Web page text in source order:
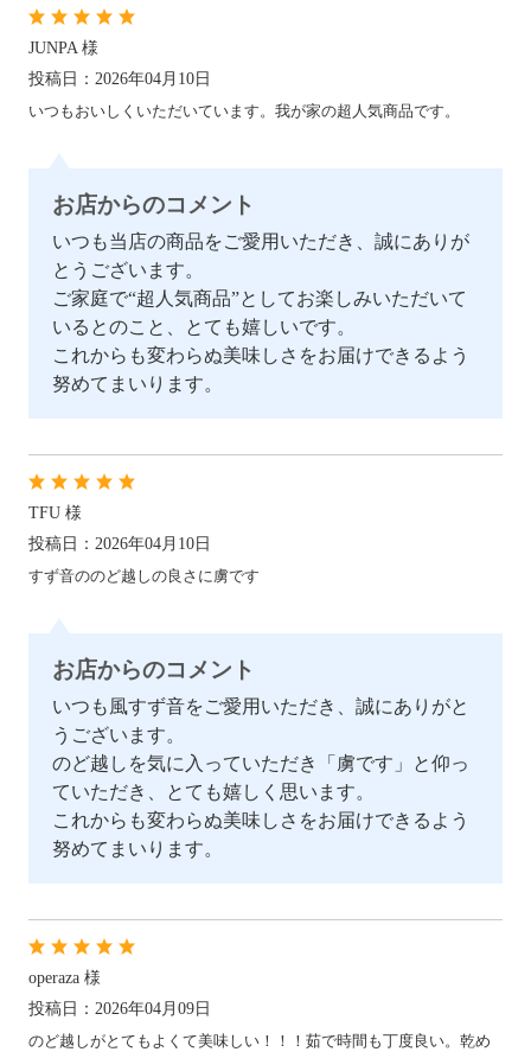
JUNPA 様
投稿日：2026年04月10日
いつもおいしくいただいています。我が家の超人気商品です。
お店からのコメント
いつも当店の商品をご愛用いただき、誠にありが
とうございます。
ご家庭で“超人気商品”としてお楽しみいただいて
いるとのこと、とても嬉しいです。
これからも変わらぬ美味しさをお届けできるよう
努めてまいります。
TFU 様
投稿日：2026年04月10日
すず音ののど越しの良さに虜です
お店からのコメント
いつも風すず音をご愛用いただき、誠にありがと
うございます。
のど越しを気に入っていただき「虜です」と仰っ
ていただき、とても嬉しく思います。
これからも変わらぬ美味しさをお届けできるよう
努めてまいります。
operaza 様
投稿日：2026年04月09日
のど越しがとてもよくて美味しい！！！茹で時間も丁度良い。乾め